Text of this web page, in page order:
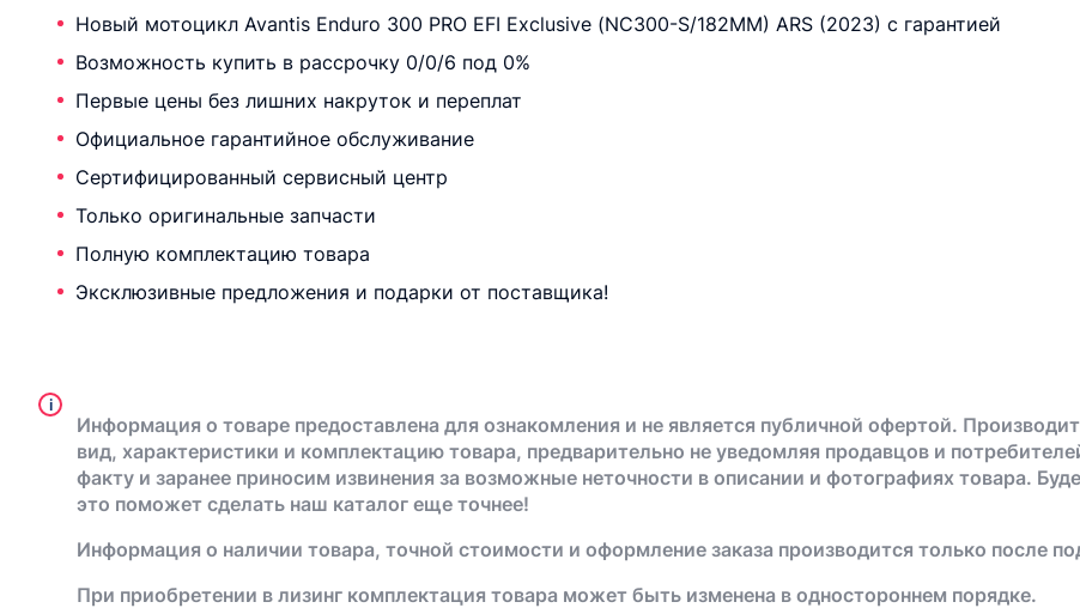
Новый мотоцикл Avantis Enduro 300 PRO EFI Exclusive (NC300-S/182MM) ARS (2023) с гарантией
Возможность купить в рассрочку 0/0/6 под 0%
Первые цены без лишних накруток и переплат
Официальное гарантийное обслуживание
Сертифицированный сервисный центр
Только оригинальные запчасти
Полную комплектацию товара
Эксклюзивные предложения и подарки от поставщика!
i
Информация о товаре предоставлена для ознакомления и не является публичной офертой.
вид, характеристики и комплектацию товара, предварительно не уведомляя продавцов и
факту и заранее приносим извинения за возможные неточности в описании и фотографиях товара.
это поможет сделать наш каталог еще точнее!
Информация о наличии товара, точной стоимости и оформление заказа производится только после
При приобретении в лизинг комплектация товара может быть изменена в одностороннем порядке.